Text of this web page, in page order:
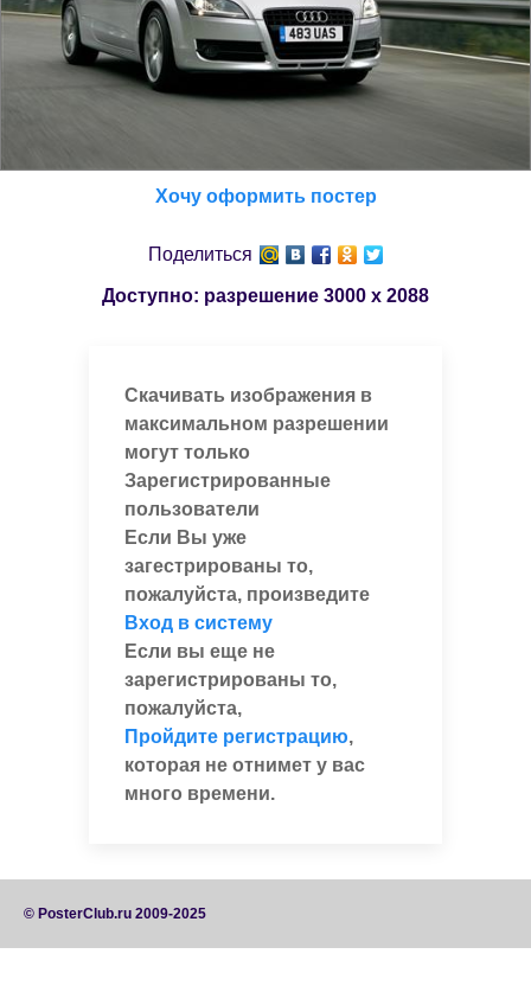
Хочу оформить постер
Поделиться
Доступно: разрешение 3000 x 2088
Скачивать изображения в
максимальном разрешении
могут только
Зарегистрированные
пользователи
Если Вы уже
загестрированы то,
пожалуйста, произведите
Вход в систему
Если вы еще не
зарегистрированы то,
пожалуйста,
Пройдите регистрацию,
которая не отнимет у вас
много времени.
© PosterClub.ru 2009-2025